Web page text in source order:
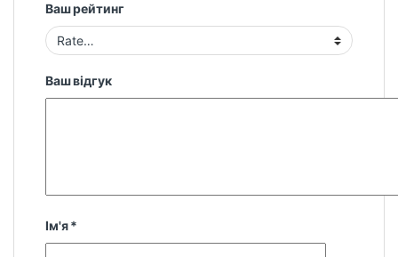
Ваш рейтинг
Ваш відгук
Ім'я*